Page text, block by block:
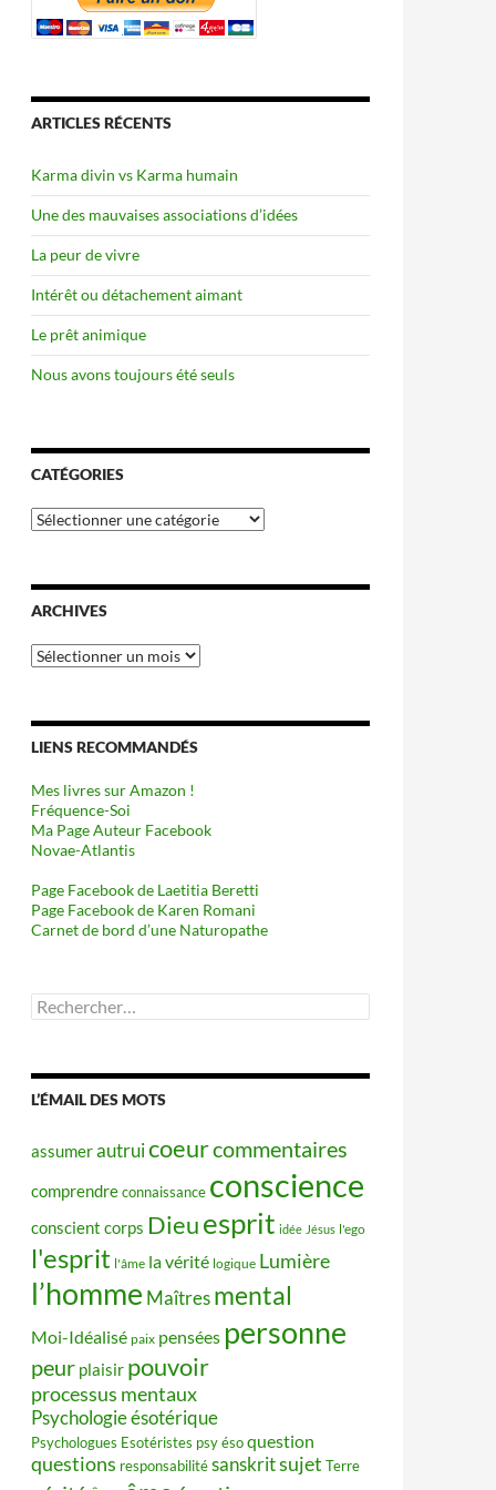
ARTICLES RÉCENTS
Karma divin vs Karma humain
Une des mauvaises associations d’idées
La peur de vivre
Intérêt ou détachement aimant
Le prêt animique
Nous avons toujours été seuls
CATÉGORIES
Catégories
ARCHIVES
Archives
LIENS RECOMMANDÉS
Mes livres sur Amazon !
Fréquence-Soi
Ma Page Auteur Facebook
Novae-Atlantis
Page Facebook de Laetitia Beretti
Page Facebook de Karen Romani
Carnet de bord d’une Naturopathe
Rechercher :
L’ÉMAIL DES MOTS
assumerautruicoeurcommentaires
comprendreconnaissance conscience
conscient corps Dieuesprit idée Jésus l'ego
l'esprit l'âme la vérité logique Lumière
l’homme Maîtres mental
Moi-Idéalisé paix pensées personne
peur plaisir pouvoir
processus mentaux
Psychologie ésotérique
Psychologues Esotéristes psy ésoquestion
questions responsabilitésanskritsujet Terre